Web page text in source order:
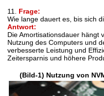
11. Frage:
Wie lange dauert es, bis sich
Antwort:
Die Amortisationsdauer hängt
Nutzung des Computers und
verbesserte Leistung und
Zeitersparnis und höhere
(Bild-1) Nutzung von